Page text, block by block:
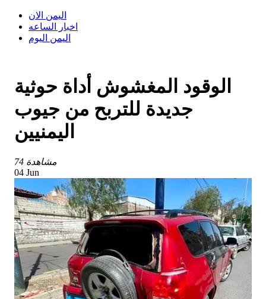
اليمن الان
اخبار الساعه
اليمن اليوم
الوقود المغشوش أداة حوثية
جديدة للتربح من جيوب
اليمنيين
74 مشاهدة
04 Jun